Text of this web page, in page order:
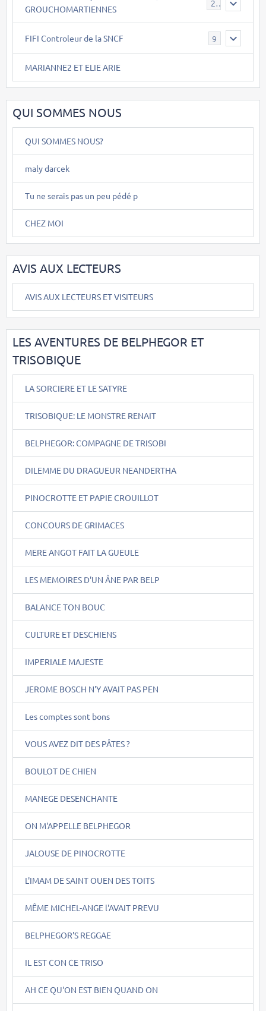
GROUCHOMARTIENNES
26
FIFI Controleur de la SNCF 9
MARIANNE2 ET ELIE ARIE
QUI SOMMES NOUS
QUI SOMMES NOUS?
maly darcek
Tu ne serais pas un peu pédé p
CHEZ MOI
AVIS AUX LECTEURS
AVIS AUX LECTEURS ET VISITEURS
LES AVENTURES DE BELPHEGOR ET
TRISOBIQUE
LA SORCIERE ET LE SATYRE
TRISOBIQUE: LE MONSTRE RENAIT
BELPHEGOR: COMPAGNE DE TRISOBI
DILEMME DU DRAGUEUR NEANDERTHA
PINOCROTTE ET PAPIE CROUILLOT
CONCOURS DE GRIMACES
MERE ANGOT FAIT LA GUEULE
LES MEMOIRES D'UN ÂNE PAR BELP
BALANCE TON BOUC
CULTURE ET DESCHIENS
IMPERIALE MAJESTE
JEROME BOSCH N'Y AVAIT PAS PEN
Les comptes sont bons
VOUS AVEZ DIT DES PÂTES ?
BOULOT DE CHIEN
MANEGE DESENCHANTE
ON M'APPELLE BELPHEGOR
JALOUSE DE PINOCROTTE
L'IMAM DE SAINT OUEN DES TOITS
MÊME MICHEL-ANGE l'AVAIT PREVU
BELPHEGOR'S REGGAE
IL EST CON CE TRISO
AH CE QU'ON EST BIEN QUAND ON